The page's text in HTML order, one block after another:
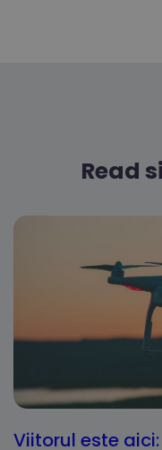
Read
Viitorul este